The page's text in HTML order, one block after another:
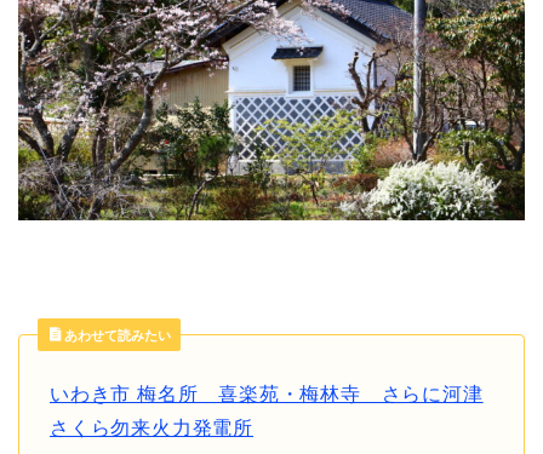
あわせて読みたい
いわき市 梅名所 喜楽苑・梅林寺 さらに河津
さくら勿来火力発電所